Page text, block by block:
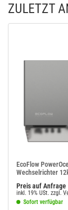
ZULETZT
EcoFlow
Wechselrichter
Preis auf Anfrage
inkl. 19% USt. zzgl.
Sofort verfügbar